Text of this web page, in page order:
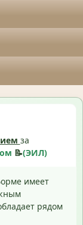
за
📝(ЭИЛ)
имеет
рядом